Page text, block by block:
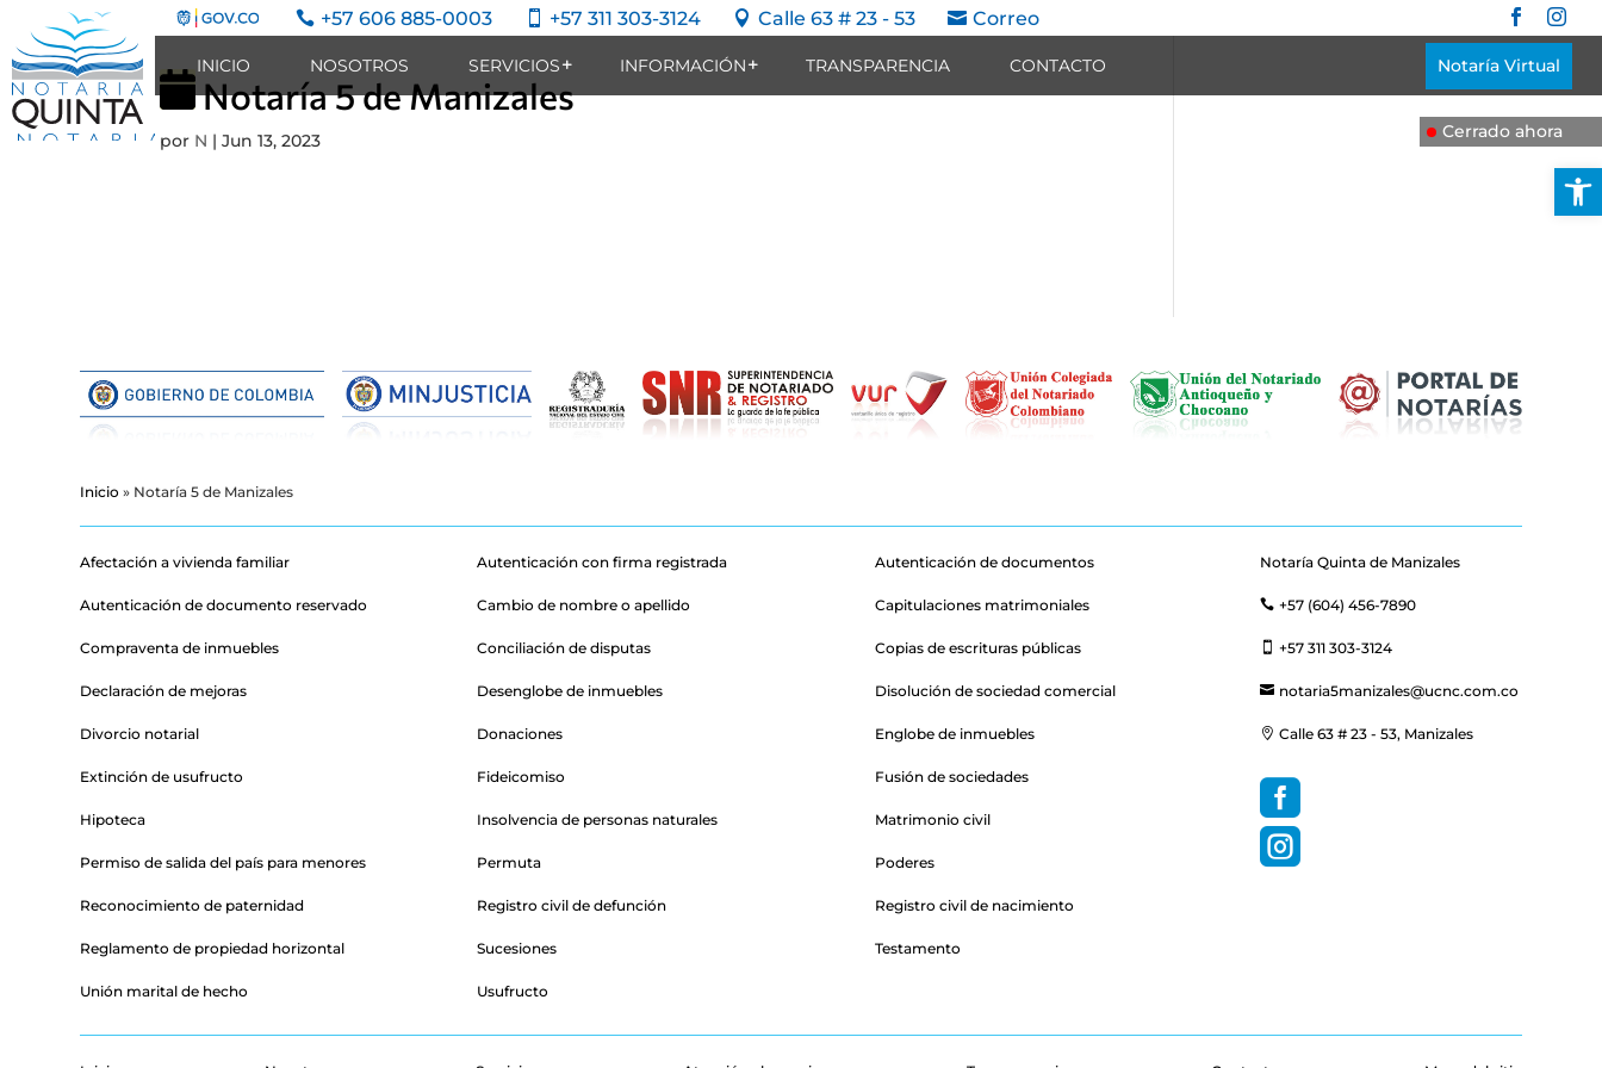
 +57 606 885-0003  +57 311 303-3124  Calle 63 # 23 - 53  Correo  
INICIO NOSOTROS SERVICIOS INFORMACIÓN TRANSPARENCIA CONTACTO Notaría Virtual
Cerrado ahora
Notaría 5 de Manizales
por N |Jun 13, 2023
Inicio » Notaría 5 de Manizales
Afectación a vivienda familiar Autenticación con firma registrada Autenticación de documentos
Autenticación de documento reservado Cambio de nombre o apellido Capitulaciones matrimoniales
Compraventa de inmuebles Conciliación de disputas Copias de escrituras públicas
Declaración de mejoras Desenglobe de inmuebles Disolución de sociedad comercial
Divorcio notarial Donaciones Englobe de inmuebles
Extinción de usufructo Fideicomiso Fusión de sociedades
Hipoteca Insolvencia de personas naturales Matrimonio civil
Permiso de salida del país para menores Permuta Poderes
Reconocimiento de paternidad Registro civil de defunción Registro civil de nacimiento
Reglamento de propiedad horizontal Sucesiones Testamento
Unión marital de hecho Usufructo
Notaría Quinta de Manizales
 +57 (604) 456-7890
 +57 311 303-3124
 notaria5manizales@ucnc.com.co
 Calle 63 # 23 - 53, Manizales

